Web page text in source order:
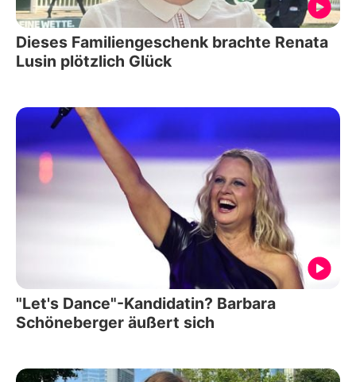
Dieses Familiengeschenk brachte Renata
Lusin plötzlich Glück
"Let's Dance"-Kandidatin? Barbara
Schöneberger äußert sich